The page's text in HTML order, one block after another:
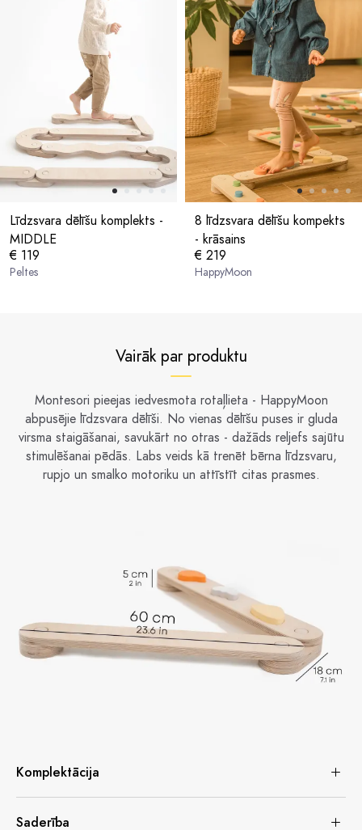
Līdzsvara dēlīšu komplekts -
MIDDLE
€ 119
Peltes
8 līdzsvara dēlīšu kompekts
- krāsains
€ 219
HappyMoon
Vairāk par produktu
Montesori pieejas iedvesmota rotaļlieta - HappyMoon
abpusējie līdzsvara dēlīši. No vienas dēlīšu puses ir gluda
virsma staigāšanai, savukārt no otras - dažāds reljefs sajūtu
stimulēšanai pēdās. Labs veids kā trenēt bērna līdzsvaru,
rupjo un smalko motoriku un attīstīt citas prasmes.
Komplektācija
Saderība